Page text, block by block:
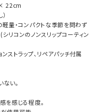
22cm
量・コンパクトな季節を問わず
リコンのノンスリップコーティン
ンストラップ、リペアパッチ付属
い。
を感じる程度。